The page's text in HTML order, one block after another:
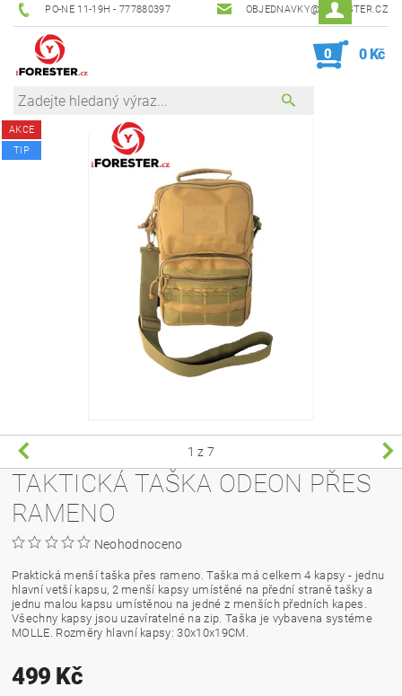
PO-NE 11-19H - 777880397 OBJEDNAVKY@IFORESTER.CZ
0 0 Kč
AKCE
TIP
1 z 7
TAKTICKÁ TAŠKA ODEON PŘES
RAMENO
Neohodnoceno
Praktická menší taška přes rameno. Taška má celkem 4 kapsy - jednu
hlavní vetší kapsu, 2 menší kapsy umístěné na přední straně tašky a
jednu malou kapsu umístěnou na jedné z menších předních kapes.
Všechny kapsy jsou uzavíratelné na zip. Taška je vybavena systéme
MOLLE. Rozměry hlavní kapsy: 30x10x19CM.
499 Kč